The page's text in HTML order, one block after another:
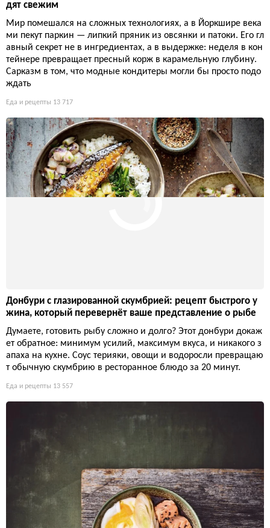
дят свежим
Мир помешался на сложных технологиях, а в Йоркшире века
ми пекут паркин — липкий пряник из овсянки и патоки. Его гл
авный секрет не в ингредиентах, а в выдержке: неделя в кон
тейнере превращает пресный корж в карамельную глубину.
Сарказм в том, что модные кондитеры могли бы просто подо
ждать
Еда и рецепты 13 717
Донбури с глазированной скумбрией: рецепт быстрого у
жина, который перевернёт ваше представление о рыбе
Думаете, готовить рыбу сложно и долго? Этот донбури докаж
ет обратное: минимум усилий, максимум вкуса, и никакого з
апаха на кухне. Соус терияки, овощи и водоросли превращаю
т обычную скумбрию в ресторанное блюдо за 20 минут.
Еда и рецепты 13 557